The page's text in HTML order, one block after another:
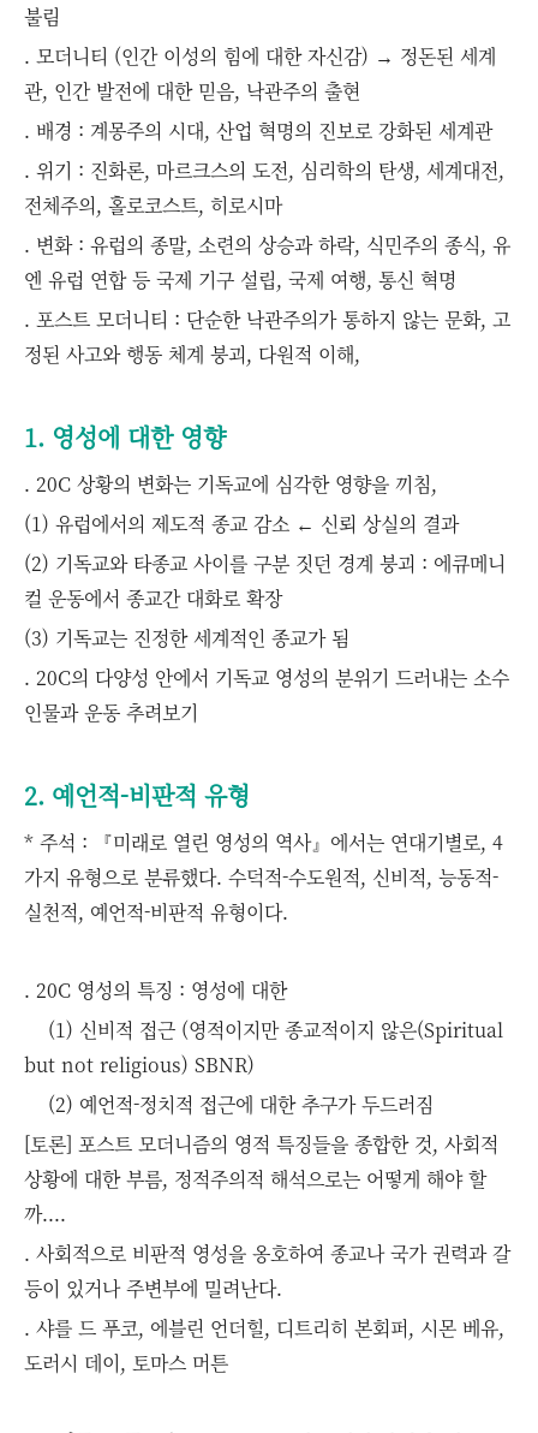
불림
. 모더니티 (인간 이성의 힘에 대한 자신감) → 정돈된 세계
관, 인간 발전에 대한 믿음, 낙관주의 출현
. 배경 : 계몽주의 시대, 산업 혁명의 진보로 강화된 세계관
. 위기 : 진화론, 마르크스의 도전, 심리학의 탄생, 세계대전,
전체주의, 홀로코스트, 히로시마
. 변화 : 유럽의 종말, 소련의 상승과 하락, 식민주의 종식, 유
엔 유럽 연합 등 국제 기구 설립, 국제 여행, 통신 혁명
. 포스트 모더니티 : 단순한 낙관주의가 통하지 않는 문화, 고
정된 사고와 행동 체계 붕괴, 다원적 이해,
1. 영성에 대한 영향
. 20C 상황의 변화는 기독교에 심각한 영향을 끼침,
(1) 유럽에서의 제도적 종교 감소 ← 신뢰 상실의 결과
(2) 기독교와 타종교 사이를 구분 짓던 경계 붕괴 : 에큐메니
컬 운동에서 종교간 대화로 확장
(3) 기독교는 진정한 세계적인 종교가 됨
. 20C의 다양성 안에서 기독교 영성의 분위기 드러내는 소수
인물과 운동 추려보기
2. 예언적-비판적 유형
* 주석 : 『미래로 열린 영성의 역사』 에서는 연대기별로, 4
가지 유형으로 분류했다. 수덕적-수도원적, 신비적, 능동적-
실천적, 예언적-비판적 유형이다.
. 20C 영성의 특징 : 영성에 대한
(1) 신비적 접근 (영적이지만 종교적이지 않은(Spiritual
but not religious) SBNR)
(2) 예언적-정치적 접근에 대한 추구가 두드러짐
[토론] 포스트 모더니즘의 영적 특징들을 종합한 것, 사회적
상황에 대한 부름, 정적주의적 해석으로는 어떻게 해야 할
까....
. 사회적으로 비판적 영성을 옹호하여 종교나 국가 권력과 갈
등이 있거나 주변부에 밀려난다.
. 샤를 드 푸코, 에블린 언더힐, 디트리히 본회퍼, 시몬 베유,
도러시 데이, 토마스 머튼